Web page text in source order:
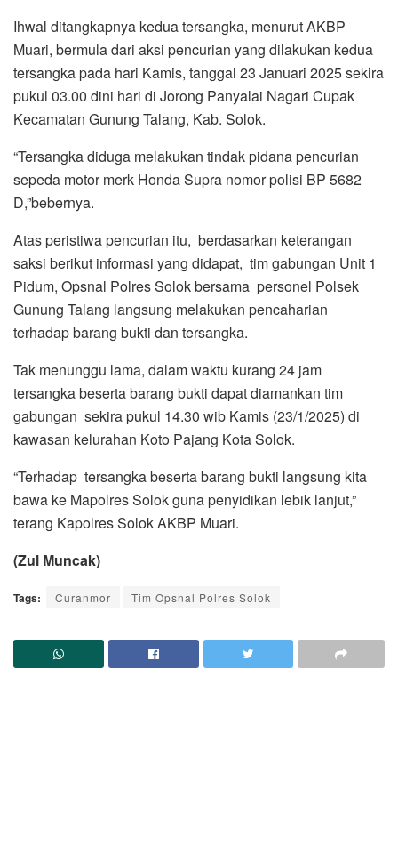
Ihwal ditangkapnya kedua tersangka, menurut AKBP
Muari, bermula dari aksi pencurian yang dilakukan kedua
tersangka pada hari Kamis, tanggal 23 Januari 2025 sekira
pukul 03.00 dini hari di Jorong Panyalai Nagari Cupak
Kecamatan Gunung Talang, Kab. Solok.
“Tersangka diduga melakukan tindak pidana pencurian
sepeda motor merk Honda Supra nomor polisi BP 5682
D,”bebernya.
Atas peristiwa pencurian itu, berdasarkan keterangan
saksi berikut informasi yang didapat, tim gabungan Unit 1
Pidum, Opsnal Polres Solok bersama personel Polsek
Gunung Talang langsung melakukan pencaharian
terhadap barang bukti dan tersangka.
Tak menunggu lama, dalam waktu kurang 24 jam
tersangka beserta barang bukti dapat diamankan tim
gabungan sekira pukul 14.30 wib Kamis (23/1/2025) di
kawasan kelurahan Koto Pajang Kota Solok.
“Terhadap tersangka beserta barang bukti langsung kita
bawa ke Mapolres Solok guna penyidikan lebik lanjut,”
terang Kapolres Solok AKBP Muari.
(Zul Muncak)
Tags: Curanmor Tim Opsnal Polres Solok